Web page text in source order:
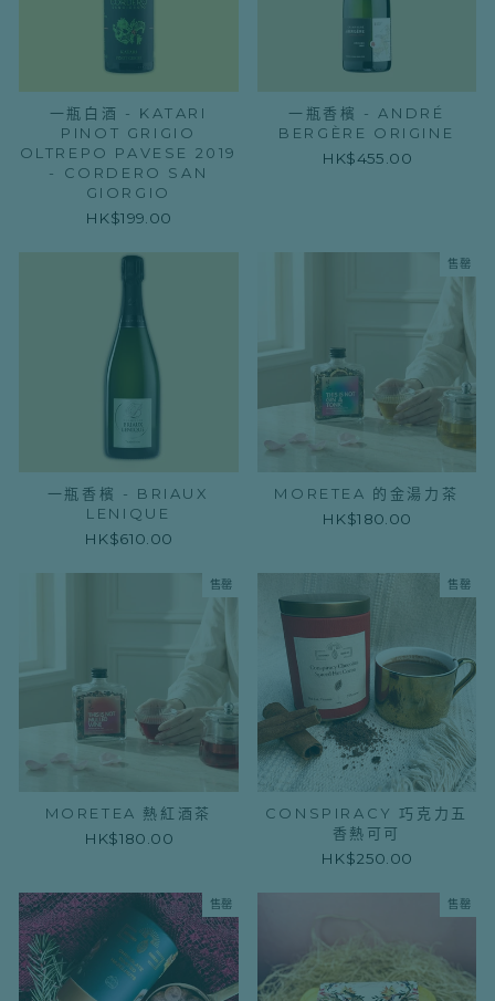
一瓶白酒 - KATARI
PINOT GRIGIO
OLTREPO PAVESE 2019
- CORDERO SAN
GIORGIO
HK$199.00
一瓶香檳 - ANDRÉ
BERGÈRE ORIGINE
HK$455.00
一瓶香檳 - BRIAUX
LENIQUE
HK$610.00
售罄
MORETEA 的金湯力茶
HK$180.00
售罄
MORETEA 熱紅酒茶
HK$180.00
售罄
CONSPIRACY 巧克力五
香熱可可
HK$250.00
售罄 售罄